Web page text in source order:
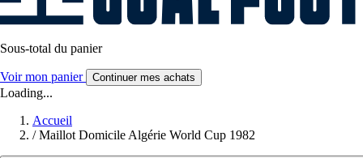
Sous-total du panier
Voir mon panier Continuer mes achats
Loading...
Accueil
/ Maillot Domicile Algérie World Cup 1982